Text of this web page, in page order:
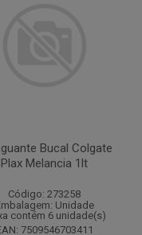
Bucal Colgate
Plax Melancia 1lt
Código: 273258
Unidade
contém 6 unidade(s)
7509546703411